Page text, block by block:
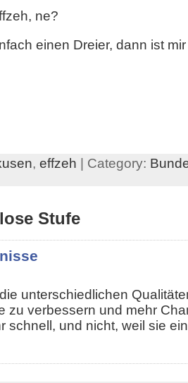
ne?
einen Dreier, dann ist
, effzeh | Category:
Stufe
unterschiedlichen
verbessern und mehr
und nicht, weil sie